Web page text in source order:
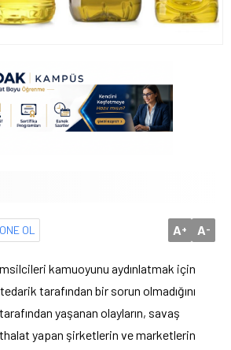
OL A+ A-
kamuoyunu aydınlatmak için
tarafından bir sorun olmadığını
yaşanan olayların, savaş
yapan şirketlerin ve marketlerin